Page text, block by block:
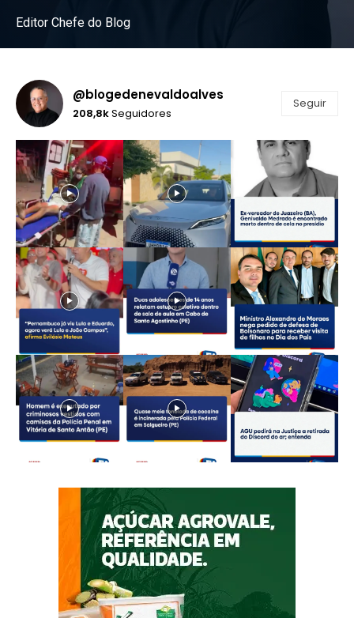
Editor Chefe do Blog
Instagram
@blogedenevaldoalves
208,8kSeguidores
Seguir